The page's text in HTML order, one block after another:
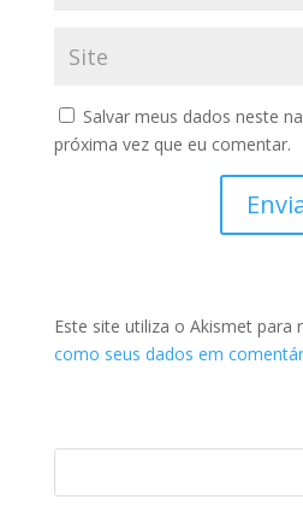
Salvar meus dados neste
próxima vez que eu comentar.
Este site utiliza o Akismet para
como seus dados em